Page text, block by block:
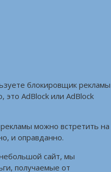
блокировщик рекламы
это AdBlock или AdBlock
можно встретить на
и оправданно.
сайт, мы
получаемые от